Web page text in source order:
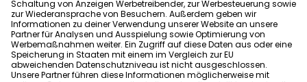
Barrierefreiheit